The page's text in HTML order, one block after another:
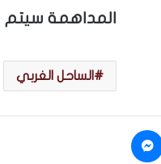
المداهمة سيتم
الساحل الغربي